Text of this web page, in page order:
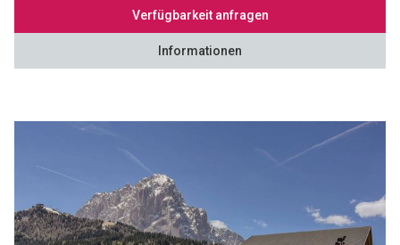
Verfügbarkeit anfragen
Informationen